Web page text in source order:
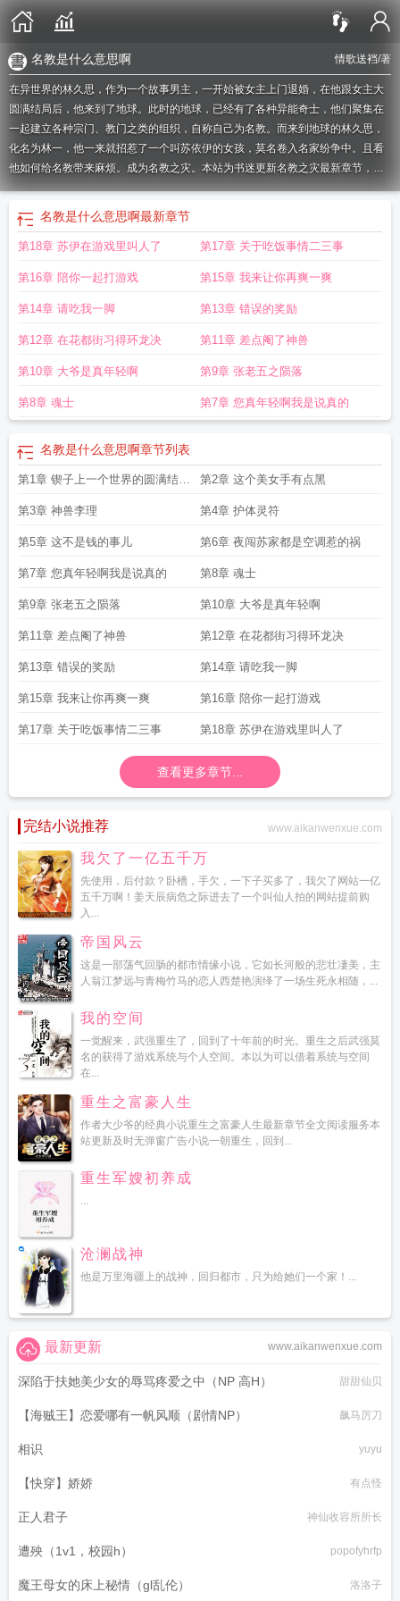
情歌送裆/著
名教是什么意思啊
在异世界的林久思，作为一个故事男主，一开始被女主上门退婚，在他跟女主大
圆满结局后，他来到了地球。此时的地球，已经有了各种异能奇士，他们聚集在
一起建立各种宗门、教门之类的组织，自称自己为名教。而来到地球的林久思，
化名为林一，他一来就招惹了一个叫苏依伊的女孩，莫名卷入名家纷争中。且看
他如何给名教带来麻烦。成为名教之灾。本站为书迷更新名教之灾最新章节，查
看情歌送裆所撰玄幻名教之灾的最新章节免费在线阅读。名教是指哪一学派名教
名教的意思 什么是名教 名教之家重于丧祭
什么意思
思名教之伪药名教什么意思名教是什么名属教坊第一部名教罪人名教是什
名教是什么意思啊最新章节
第18章 苏伊在游戏里叫人了 第17章 关于吃饭事情二三事
第16章 陪你一起打游戏 第15章 我来让你再爽一爽
第14章 请吃我一脚 第13章 错误的奖励
第12章 在花都街习得环龙决 第11章 差点阉了神兽
第10章 大爷是真年轻啊 第9章 张老五之陨落
第8章 魂士 第7章 您真年轻啊我是说真的
名教是什么意思啊章节列表
第1章 锲子上一个世界的圆满结局
与第二个世界的开端
第2章 这个美女手有点黑
第3章 神兽李理 第4章 护体灵符
第5章 这不是钱的事儿 第6章 夜闯苏家都是空调惹的祸
第7章 您真年轻啊我是说真的 第8章 魂士
第9章 张老五之陨落 第10章 大爷是真年轻啊
第11章 差点阉了神兽 第12章 在花都街习得环龙决
第13章 错误的奖励 第14章 请吃我一脚
第15章 我来让你再爽一爽 第16章 陪你一起打游戏
第17章 关于吃饭事情二三事 第18章 苏伊在游戏里叫人了
查看更多章节...
完结小说推荐 www.aikanwenxue.com
我欠了一亿五千万
先使用，后付款？卧槽，手欠，一下子买多了，我欠了网站一亿
五千万啊！姜天辰病危之际进去了一个叫仙人拍的网站提前购
入...
帝国风云
这是一部荡气回肠的都市情缘小说，它如长河般的悲壮凄美，主
人翁江梦远与青梅竹马的恋人西楚艳演绎了一场生死永相随，...
我的空间
一觉醒来，武强重生了，回到了十年前的时光。重生之后武强莫
名的获得了游戏系统与个人空间。本以为可以借着系统与空间
在...
重生之富豪人生
作者大少爷的经典小说重生之富豪人生最新章节全文阅读服务本
站更新及时无弹窗广告小说一朝重生，回到...
重生军嫂初养成
...
沧澜战神
他是万里海疆上的战神，回归都市，只为给她们一个家！...
www.aikanwenxue.com
最新更新
深陷于扶她美少女的辱骂疼爱之中（NP 高H） 甜甜仙贝
【海贼王】恋爱哪有一帆风顺（剧情NP） 飙马厉刀
相识 yuyu
【快穿】娇娇 有点怪
正人君子 神仙收容所所长
遭殃（1v1，校园h） popofyhrfp
魔王母女的床上秘情（gl乱伦） 洛洛子